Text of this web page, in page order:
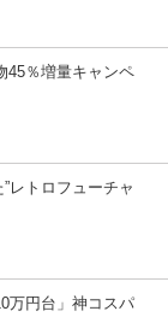
45％増量キャンペ
レトロフューチャ
万円台」神コスパ